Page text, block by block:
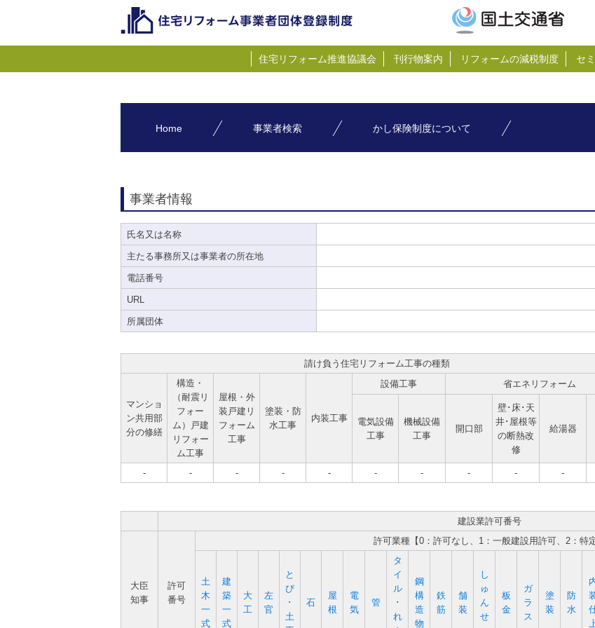
住宅リフォーム推進協議会 刊行物案内 リフォームの減税制度 セ
Home 事業者検索 かし保険制度について
事業者情報
氏名又は名称
主たる事務所又は事業者の所在地
電話番号
URL
所属団体
請け負う住宅リフォーム工事の種類
マンショ
ン共用部
分の修繕
構造・
（耐震リ
フォー
ム）戸建
リフォー
ム工事
屋根・外
装戸建リ
フォーム
工事
塗装・防
水工事
内装工事
設備工事
省エネリフォーム
電気設備
工事
機械設備
工事
開口部
壁･床･天
井･屋根等
の断熱改
修
給湯器
- - - - - - - - - -
建設業許可番号
大臣
知事
許可
番号
許可業種【0：許可なし、1：一般建設用許可、2：特
土
木
一
式
建
築
一
式
大
工
左
官
と
び
･
土
石
屋
根
電
気
管
タ
イ
ル
･
れ
鋼
構
造
物
鉄
筋
舗
装
し
ゅ
ん
せ
板
金
ガ
ラ
ス
塗
装
防
水